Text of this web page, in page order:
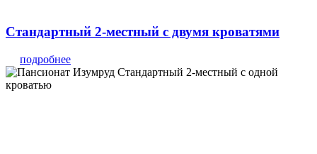
Стандартный 2-местный с двумя кроватями
подробнее